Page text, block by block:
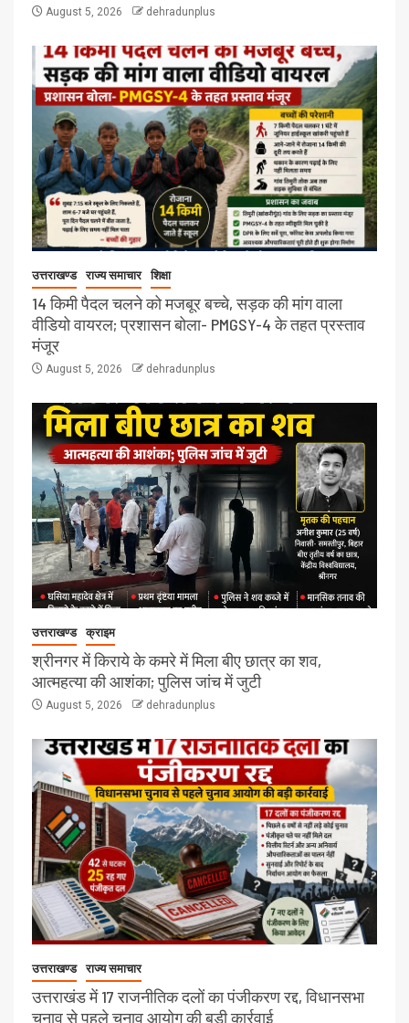
August 5, 2026 dehradunplus
उत्तराखण्ड राज्य समाचार शिक्षा
14 किमी पैदल चलने को मजबूर बच्चे, सड़क की मांग वाला
वीडियो वायरल; प्रशासन बोला- PMGSY-4 के तहत प्रस्ताव
मंजूर
August 5, 2026 dehradunplus
उत्तराखण्ड क्राइम
श्रीनगर में किराये के कमरे में मिला बीए छात्र का शव,
आत्महत्या की आशंका; पुलिस जांच में जुटी
August 5, 2026 dehradunplus
उत्तराखण्ड राज्य समाचार
उत्तराखंड में 17 राजनीतिक दलों का पंजीकरण रद्द, विधानसभा
चुनाव से पहले चुनाव आयोग की बड़ी कार्रवाई